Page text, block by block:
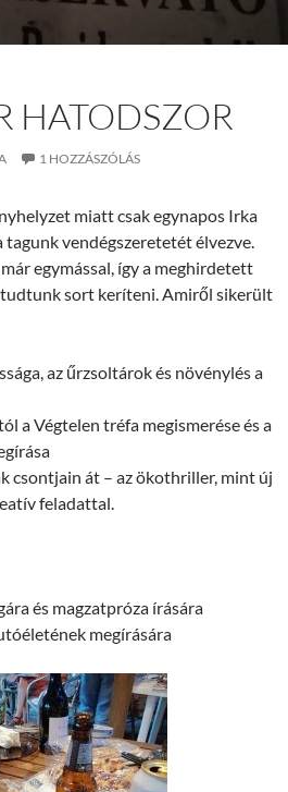
HATODSZOR
1 HOZZÁSZÓLÁS
miatt csak egynapos Irka
vendégszeretetét élvezve.
egymással, így a meghirdetett
tudtunk sort keríteni. Amiről sikerült
az űrzsoltárok és növénylés a
a Végtelen tréfa megismerése és a
csontjain át – az ökothriller, mint új
feladattal.
és magzatpróza írására
megírására